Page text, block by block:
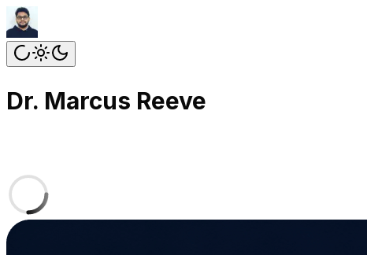
Dr. Marcus Reeve